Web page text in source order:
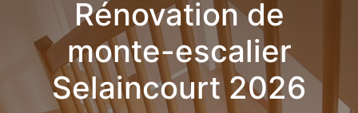
Rénovation de
monte-escalier
Selaincourt 2026